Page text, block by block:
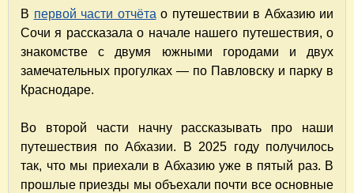
В первой части отчёта о путешествии в Абхазию ии
Сочи я рассказала о начале нашего путешествия, о
знакомстве с двумя южными городами и двух
замечательных прогулках — по Павловску и парку в
Краснодаре.
Во второй части начну рассказывать про наши
путешествия по Абхазии. В 2025 году получилось
так, что мы приехали в Абхазию уже в пятый раз. В
прошлые приезды мы объехали почти все основные